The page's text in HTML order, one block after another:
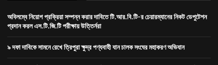
অবিলম্বে নিয়োগ প্রক্রিয়া সম্পন্ন করার দাবিতে টি.আর.বি.টি-র চেয়ারম্যানের নিকট ডেপুটেশন
প্রদান করল এস.টি.জি.টি পরীক্ষায় উত্তির্নরা
৯ দফা দাবিকে সামনে রেখে ত্রিপুরা ক্ষুদ্র পণ্যবাহী যান চালক সংঘের মহাকরণ অভিযান